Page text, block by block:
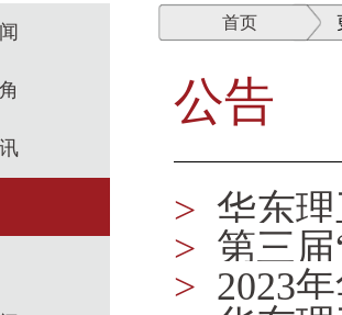
首页
公告
> 华东
> 第三
理决策
> 2023